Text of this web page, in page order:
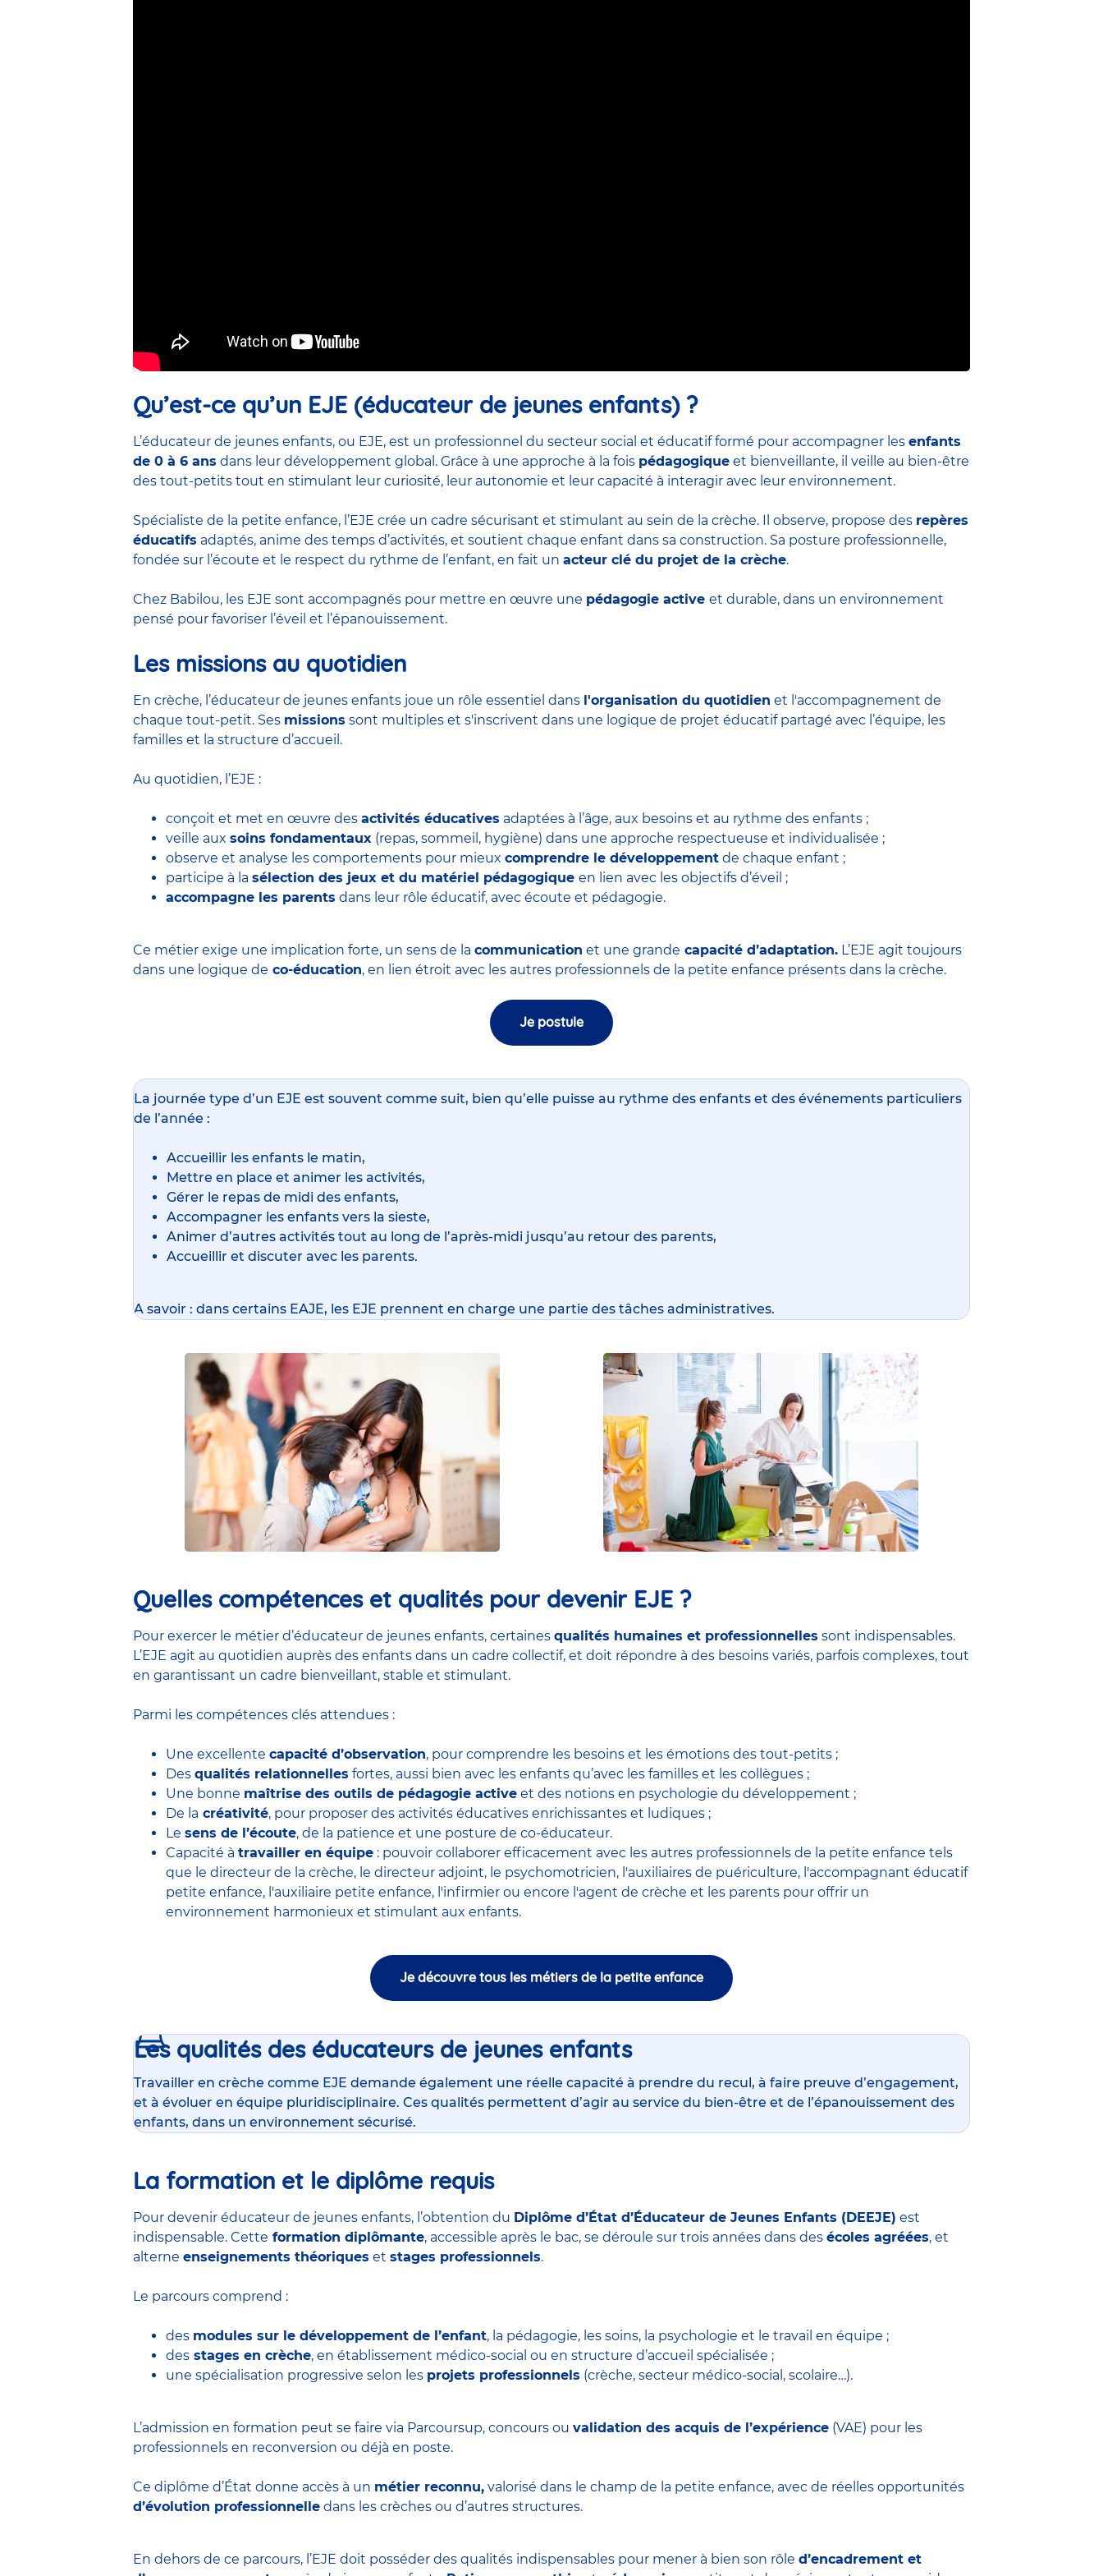
Qu’est-ce qu’un EJE (éducateur de jeunes enfants) ?
L’éducateur de jeunes enfants, ou EJE, est un professionnel du secteur social et éducatif formé pour accompagner les enfants
de 0 à 6 ans dans leur développement global. Grâce à une approche à la fois pédagogique et bienveillante, il veille au bien-être
des tout-petits tout en stimulant leur curiosité, leur autonomie et leur capacité à interagir avec leur environnement.
Spécialiste de la petite enfance, l’EJE crée un cadre sécurisant et stimulant au sein de la crèche. Il observe, propose des repères
éducatifs adaptés, anime des temps d’activités, et soutient chaque enfant dans sa construction. Sa posture professionnelle,
fondée sur l’écoute et le respect du rythme de l’enfant, en fait un acteur clé du projet de la crèche.
Chez Babilou, les EJE sont accompagnés pour mettre en œuvre une pédagogie active et durable, dans un environnement
pensé pour favoriser l’éveil et l’épanouissement.
Les missions au quotidien
En crèche, l’éducateur de jeunes enfants joue un rôle essentiel dans l'organisation du quotidien et l'accompagnement de
chaque tout-petit. Ses missions sont multiples et s'inscrivent dans une logique de projet éducatif partagé avec l’équipe, les
familles et la structure d’accueil.
Au quotidien, l’EJE :
conçoit et met en œuvre des activités éducatives adaptées à l’âge, aux besoins et au rythme des enfants ;
veille aux soins fondamentaux (repas, sommeil, hygiène) dans une approche respectueuse et individualisée ;
observe et analyse les comportements pour mieux comprendre le développement de chaque enfant ;
participe à la sélection des jeux et du matériel pédagogique en lien avec les objectifs d’éveil ;
accompagne les parents dans leur rôle éducatif, avec écoute et pédagogie.
Ce métier exige une implication forte, un sens de la communication et une grande capacité d’adaptation. L’EJE agit toujours
dans une logique de co-éducation, en lien étroit avec les autres professionnels de la petite enfance présents dans la crèche.
Je postule
La journée type d’un EJE est souvent comme suit, bien qu’elle puisse au rythme des enfants et des événements particuliers
de l’année :
Accueillir les enfants le matin,
Mettre en place et animer les activités,
Gérer le repas de midi des enfants,
Accompagner les enfants vers la sieste,
Animer d’autres activités tout au long de l’après-midi jusqu’au retour des parents,
Accueillir et discuter avec les parents.
A savoir : dans certains EAJE, les EJE prennent en charge une partie des tâches administratives.
Quelles compétences et qualités pour devenir EJE ?
Pour exercer le métier d’éducateur de jeunes enfants, certaines qualités humaines et professionnelles sont indispensables.
L’EJE agit au quotidien auprès des enfants dans un cadre collectif, et doit répondre à des besoins variés, parfois complexes, tout
en garantissant un cadre bienveillant, stable et stimulant.
Parmi les compétences clés attendues :
Une excellente capacité d’observation, pour comprendre les besoins et les émotions des tout-petits ;
Des qualités relationnelles fortes, aussi bien avec les enfants qu’avec les familles et les collègues ;
Une bonne maîtrise des outils de pédagogie active et des notions en psychologie du développement ;
De la créativité, pour proposer des activités éducatives enrichissantes et ludiques ;
Le sens de l’écoute, de la patience et une posture de co-éducateur.
Capacité à travailler en équipe : pouvoir collaborer efficacement avec les autres professionnels de la petite enfance tels
que le directeur de la crèche, le directeur adjoint, le psychomotricien, l'auxiliaires de puériculture, l'accompagnant éducatif
petite enfance, l'auxiliaire petite enfance, l'infirmier ou encore l'agent de crèche et les parents pour offrir un
environnement harmonieux et stimulant aux enfants.
Je découvre tous les métiers de la petite enfance
Les qualités des éducateurs de jeunes enfants
Travailler en crèche comme EJE demande également une réelle capacité à prendre du recul, à faire preuve d’engagement,
et à évoluer en équipe pluridisciplinaire. Ces qualités permettent d’agir au service du bien-être et de l’épanouissement des
enfants, dans un environnement sécurisé.
La formation et le diplôme requis
Pour devenir éducateur de jeunes enfants, l’obtention du Diplôme d’État d’Éducateur de Jeunes Enfants (DEEJE) est
indispensable. Cette formation diplômante, accessible après le bac, se déroule sur trois années dans des écoles agréées, et
alterne enseignements théoriques et stages professionnels.
Le parcours comprend :
des modules sur le développement de l’enfant, la pédagogie, les soins, la psychologie et le travail en équipe ;
des stages en crèche, en établissement médico-social ou en structure d’accueil spécialisée ;
une spécialisation progressive selon les projets professionnels (crèche, secteur médico-social, scolaire…).
L’admission en formation peut se faire via Parcoursup, concours ou validation des acquis de l’expérience (VAE) pour les
professionnels en reconversion ou déjà en poste.
Ce diplôme d’État donne accès à un métier reconnu, valorisé dans le champ de la petite enfance, avec de réelles opportunités
d’évolution professionnelle dans les crèches ou d’autres structures.
En dehors de ce parcours, l’EJE doit posséder des qualités indispensables pour mener à bien son rôle d’encadrement et